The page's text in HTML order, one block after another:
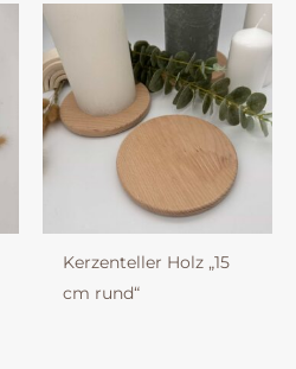
Kerzenteller Holz „15
cm rund“